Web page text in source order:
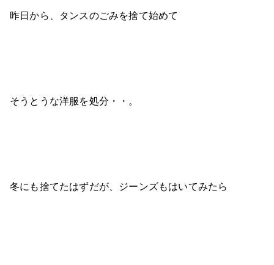
昨日から、タンスのごみを捨て始めて
そうとうな洋服を処分・・。
冬にも捨てたはずだが、ジーンズもはいてみたら